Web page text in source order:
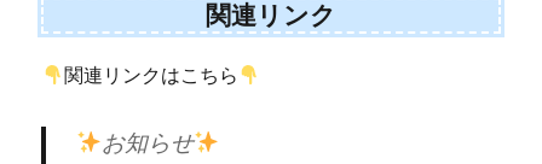
関連リンク
関連リンクはこちら
お知らせ